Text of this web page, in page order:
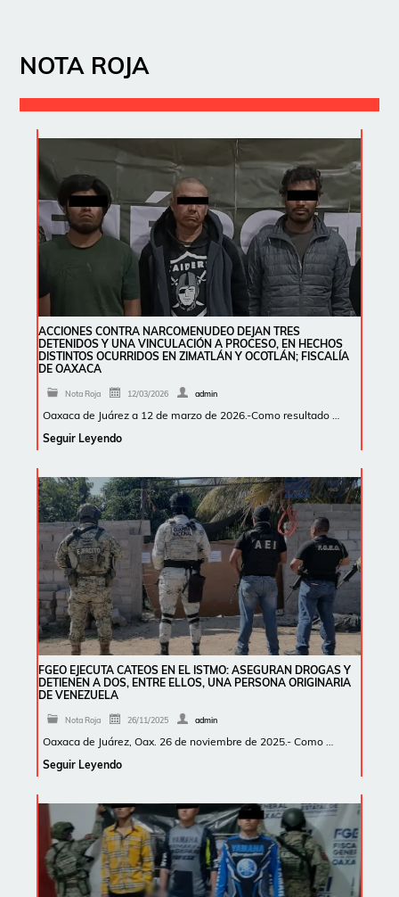
NOTA ROJA
ACCIONES CONTRA NARCOMENUDEO DEJAN TRES
DETENIDOS Y UNA VINCULACIÓN A PROCESO, EN HECHOS
DISTINTOS OCURRIDOS EN ZIMATLÁN Y OCOTLÁN; FISCALÍA
DE OAXACA
Nota Roja 12/03/2026 admin
Oaxaca de Juárez a 12 de marzo de 2026.-Como resultado …
Seguir Leyendo
FGEO EJECUTA CATEOS EN EL ISTMO: ASEGURAN DROGAS Y
DETIENEN A DOS, ENTRE ELLOS, UNA PERSONA ORIGINARIA
DE VENEZUELA
Nota Roja 26/11/2025 admin
Oaxaca de Juárez, Oax. 26 de noviembre de 2025.- Como …
Seguir Leyendo